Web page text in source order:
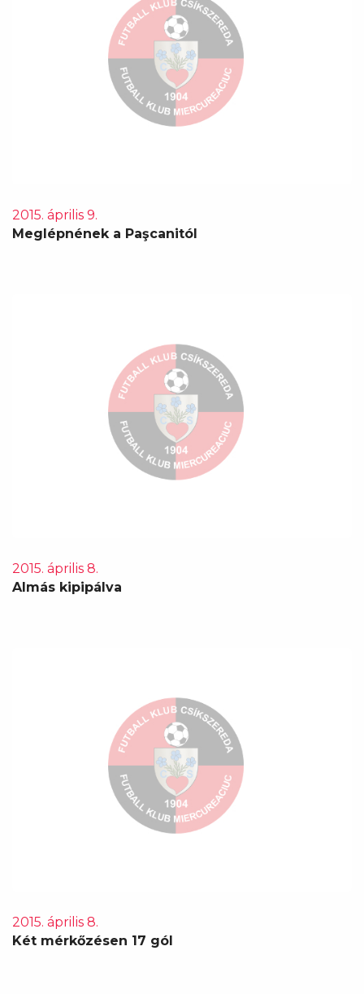
2015. április 9.
Meglépnének a Paşcanitól
2015. április 8.
Almás kipipálva
2015. április 8.
Két mérkőzésen 17 gól